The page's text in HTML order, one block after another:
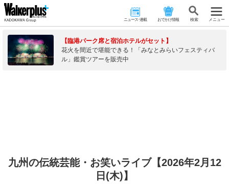
ニュース･連載 おでかけ情報 検 索 メニュー
【臨港パーク席と宿泊ホテルがセット】
花火を間近で堪能できる！「みなとみらいフェスティバ
ル」鑑賞ツアーを販売中
九州の伝統芸能・お笑いライブ【2026年2月12
日(木)】